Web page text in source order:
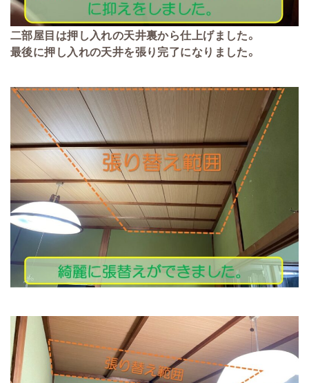
二部屋目は押し入れの天井裏から仕上げました。
最後に押し入れの天井を張り完了になりました。